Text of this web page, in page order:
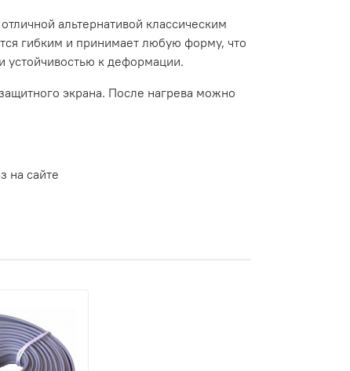
альтернативой классическим
гибким и принимает любую форму, что
устойчивостью к деформации.
экрана. После нагрева можно
на сайте